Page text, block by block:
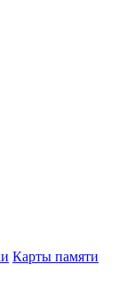
Карты памяти